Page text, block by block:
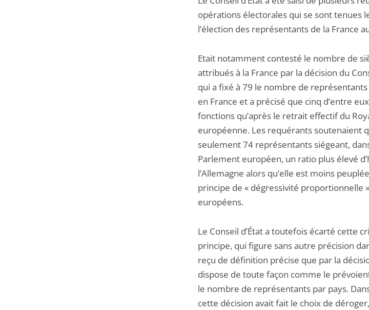
opérations électorales qui se sont tenues
l’élection des représentants de la France
Etait notamment contesté le nombre de
attribués à la France par la décision du
qui a fixé à 79 le nombre de
en France et a précisé que cinq d’entre
fonctions qu’après le retrait effectif du
européenne. Les requérants soutenaient
seulement 74 représentants siégeant,
Parlement européen, un ratio plus élevé
l’Allemagne alors qu’elle est moins
principe de « dégressivité proportionnelle
européens.
Le Conseil d’État a toutefois écarté cette
principe, qui figure sans autre précision
reçu de définition précise que par la
dispose de toute façon comme le
le nombre de représentants par pays.
cette décision avait fait le choix de